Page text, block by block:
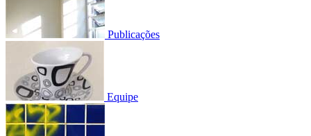
Publicações
Equipe